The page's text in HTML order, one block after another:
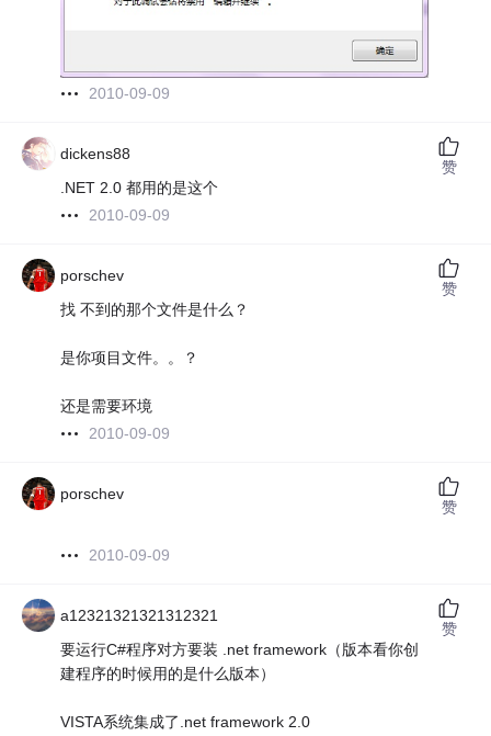
2010-09-09
dickens88
.NET 2.0 都用的是这个
2010-09-09
赞
porschev
找 不到的那个文件是什么？
是你项目文件。。？
还是需要环境
2010-09-09
赞
porschev
2010-09-09
赞
a12321321321312321
要运行C#程序对方要装 .net framework（版本看你创
建程序的时候用的是什么版本）
VISTA系统集成了.net framework 2.0
赞